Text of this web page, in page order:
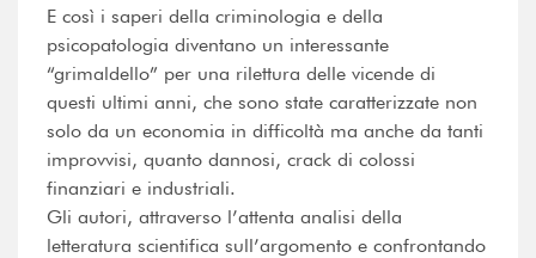
E così i saperi della criminologia e della
psicopatologia diventano un interessante
“grimaldello” per una rilettura delle vicende di
questi ultimi anni, che sono state caratterizzate non
solo da un economia in difficoltà ma anche da tanti
improvvisi, quanto dannosi, crack di colossi
finanziari e industriali.
Gli autori, attraverso l’attenta analisi della
letteratura scientifica sull’argomento e confrontando